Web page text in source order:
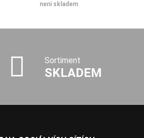
není skladem
Sortiment
SKLADEM